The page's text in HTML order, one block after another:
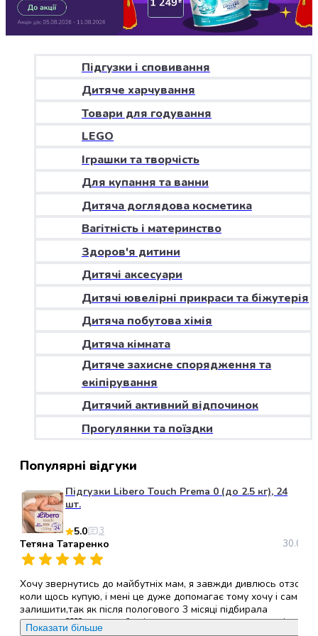
Ром
Текіла
мескаль
і
наливки
Настоянки,
бальзами,
біттери
і
азійський
алкоголь
Слабоалкогольні
напої
Сидри
меди
Подарункові
набори
алкоголю
Продукти
Бакалія
Олія
Сухі
сніданки
приготування
Спеції
та
приправи
Цукор
Все
для
Підгузки і сповивання
Дитяче харчування
Товари для годування
LEGO
Іграшки та творчість
Для купання та ванни
Дитяча доглядова косметика
Вагітність і материнство
Здоров'я дитини
Дитячі аксесуари
Дитячі ювелірні прикраси та біжутерія
Дитяча побутова хімія
Дитяча кімната
Дитяче захисне спорядження та
екіпірування
Дитячий активний відпочинок
Прогулянки та поїздки
Популярні відгуки
Підгузки Libero Touch Prema 0 (до 2.5 кг), 24
шт.
5.0
3
Тетяна Татаренко
Хочу звернутись до майбутніх мам, я завжди дивлюсь отзови
коли щось купую, і мені це дуже допомагає тому хочу і сама
залишити,так як після пологового 3 місяці підбирала
памперси????, хочу щоб всі ви звернули увагу саме на ці
Показати більше